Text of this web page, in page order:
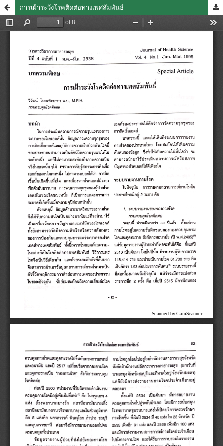
การเฝ้าระวังโรคติดต่อทางเพศสัมพันธ์